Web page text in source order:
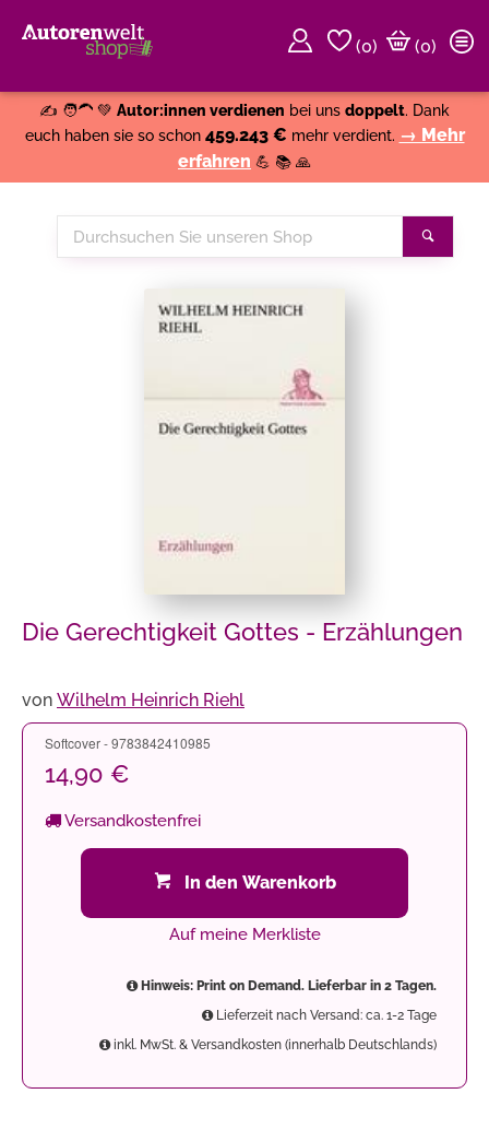
(0)
(0)
✍️ 🧑‍🦱 💚 Autor:innen verdienen bei uns doppelt. Dank
euch haben sie so schon 459.243 € mehr verdient. → Mehr
erfahren 💪 📚 🙏
Durchsuchen
Sie
Die Gerechtigkeit Gottes - Erzählungen
von Wilhelm Heinrich Riehl
Softcover - 9783842410985
14,90 €
Versandkostenfrei
In den Warenkorb
Auf meine Merkliste
Hinweis: Print on Demand. Lieferbar in 2 Tagen.
Lieferzeit nach Versand: ca. 1-2 Tage
inkl. MwSt. & Versandkosten (innerhalb Deutschlands)